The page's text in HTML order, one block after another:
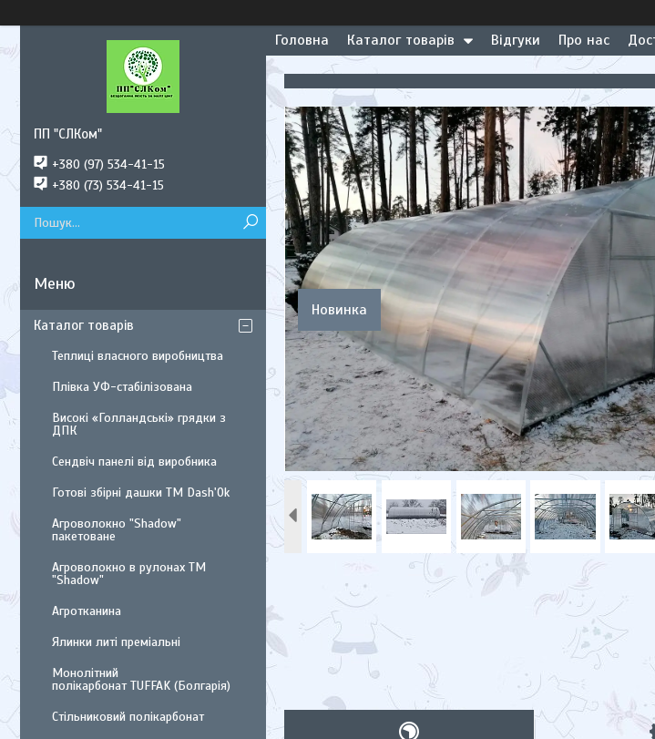
Головна Каталог товарів Відгуки Про нас
Новинка
ПП "СЛКом"
+380 (97) 534-41-15
+380 (73) 534-41-15
Каталог товарів
Теплиці власного виробництва
Плівка УФ-стабілізована
Високі «Голландські» грядки з
ДПК
Сендвіч панелі від виробника
Готові збірні дашки ТМ Dash'Ok
Агроволокно "Shadow"
пакетоване
Агроволокно в рулонах ТМ
"Shadow"
Агротканина
Ялинки литі преміальні
Монолітний
полікарбонат TUFFAK (Болгарія)
Стільниковий полікарбонат